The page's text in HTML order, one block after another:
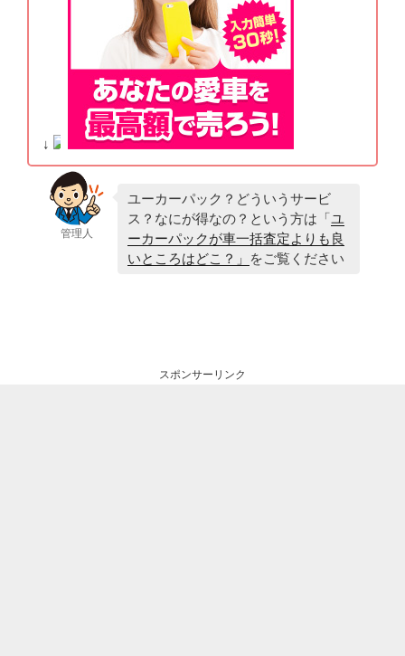
↓
管理人
ユーカーパック？どういうサービ
ス？なにが得なの？という方は「ユ
ーカーパックが車一括査定よりも良
いところはどこ？」
をご覧ください
スポンサーリンク